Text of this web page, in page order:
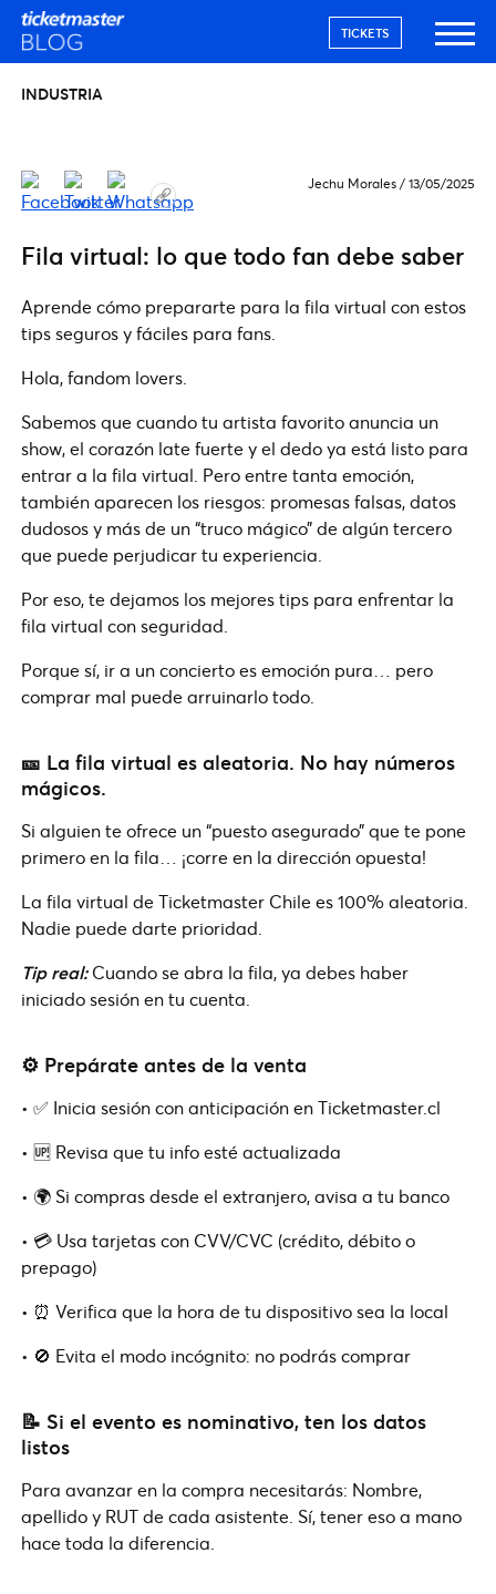
TICKETS
INDUSTRIA
Jechu Morales / 13/05/2025
Fila virtual: lo que todo fan debe saber
Aprende cómo prepararte para la fila virtual con estos
tips seguros y fáciles para fans.
Hola, fandom lovers.
Sabemos que cuando tu artista favorito anuncia un
show, el corazón late fuerte y el dedo ya está listo para
entrar a la fila virtual. Pero entre tanta emoción,
también aparecen los riesgos: promesas falsas, datos
dudosos y más de un “truco mágico” de algún tercero
que puede perjudicar tu experiencia.
Por eso, te dejamos los mejores tips para enfrentar la
fila virtual con seguridad.
Porque sí, ir a un concierto es emoción pura… pero
comprar mal puede arruinarlo todo.
🎫 La fila virtual es aleatoria. No hay números
mágicos.
Si alguien te ofrece un “puesto asegurado” que te pone
primero en la fila… ¡corre en la dirección opuesta!
La fila virtual de Ticketmaster Chile es 100% aleatoria.
Nadie puede darte prioridad.
Tip real:Cuando se abra la fila, ya debes haber
iniciado sesión en tu cuenta.
⚙️ Prepárate antes de la venta
• ✅ Inicia sesión con anticipación en Ticketmaster.cl
• 🆙 Revisa que tu info esté actualizada
• 🌍 Si compras desde el extranjero, avisa a tu banco
• 💳 Usa tarjetas con CVV/CVC (crédito, débito o
prepago)
• ⏰ Verifica que la hora de tu dispositivo sea la local
• 🚫 Evita el modo incógnito: no podrás comprar
📝 Si el evento es nominativo, ten los datos
listos
Para avanzar en la compra necesitarás: Nombre,
apellido y RUT de cada asistente. Sí, tener eso a mano
hace toda la diferencia.